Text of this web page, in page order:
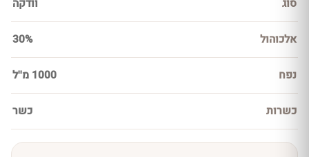
סוג וודקה
אלכוהול 30%
נפח 1000 מ''ל
כשרות כשר